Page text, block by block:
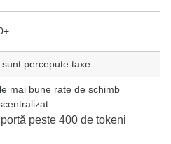
sunt percepute taxe
mai bune rate de schimb
peste 400 de tokeni